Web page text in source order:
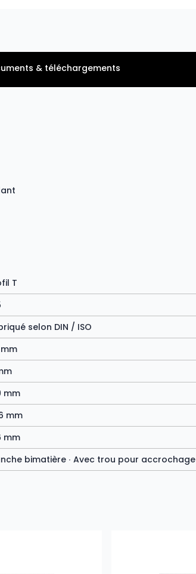
& téléchargements
T
selon DIN / ISO
mm
mm
mm
bimatière ∙ Avec trou pour accrochage